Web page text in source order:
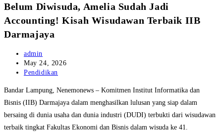
Belum Diwisuda, Amelia Sudah Jadi
Accounting! Kisah Wisudawan Terbaik IIB
Darmajaya
Post
author:
admin
Post
published:
May 24, 2026
Post
Pendidikan
Bandar Lampung, Nenemonews – Komitmen Institut Informatika dan
Bisnis (IIB) Darmajaya dalam menghasilkan lulusan yang siap dalam
bersaing di dunia usaha dan dunia industri (DUDI) terbukti dari wisudawan
terbaik tingkat Fakultas Ekonomi dan Bisnis dalam wisuda ke 41.